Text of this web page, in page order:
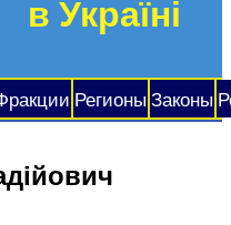
в Україні
Регионы Законы